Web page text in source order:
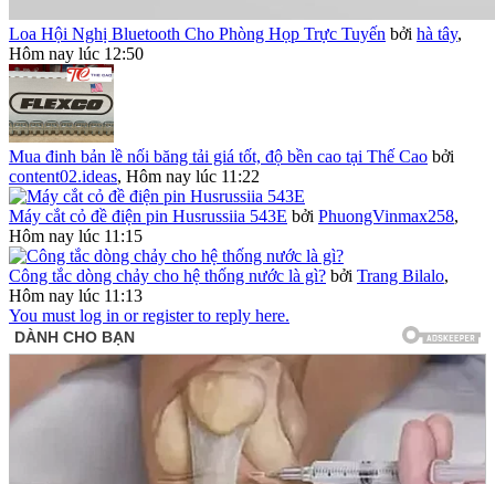
Loa Hội Nghị Bluetooth Cho Phòng Họp Trực Tuyến bởi hà tây,
Hôm nay lúc 12:50
Mua đinh bản lề nối băng tải giá tốt, độ bền cao tại Thế Cao bởi
content02.ideas, Hôm nay lúc 11:22
Máy cắt cỏ đề điện pin Husrussiia 543E bởi PhuongVinmax258,
Hôm nay lúc 11:15
Công tắc dòng chảy cho hệ thống nước là gì? bởi Trang Bilalo,
Hôm nay lúc 11:13
You must log in or register to reply here.